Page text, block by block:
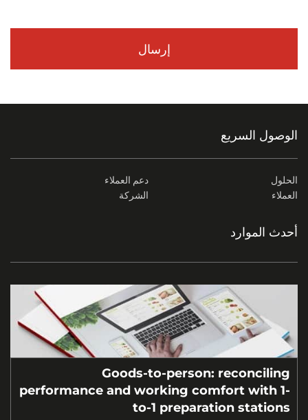
إرسال
السريع
دعم العملاء
الشركة
الموارد
Goods-to-person: reconciling
performance and working comfort with 1-
to-1 preparation stations